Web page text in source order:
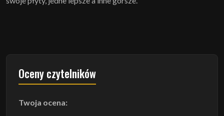
Oceny czytelników
Twoja ocena: